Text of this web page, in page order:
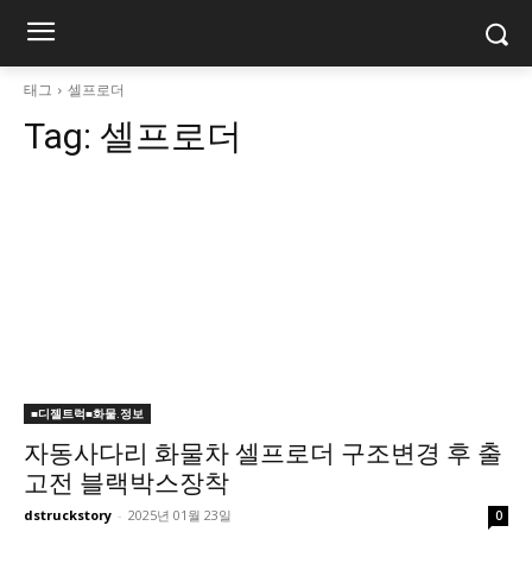
태그 셀프로더
Tag: 셀프로더
■디젤트럭■화물.정보
자동사다리 화물차 셀프로더 구조변경 후 출
고전 블랙박스장착
dstruckstory - 2025년 01월 23일 0